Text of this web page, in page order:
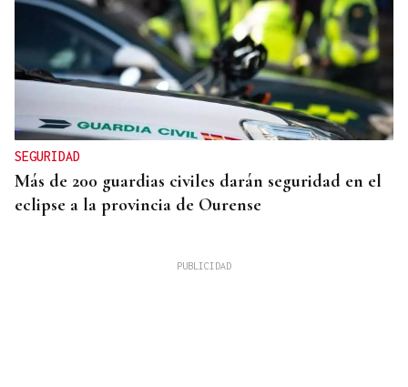
SEGURIDAD
Más de 200 guardias civiles darán seguridad en el
eclipse a la provincia de Ourense